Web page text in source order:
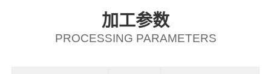
加工参数
PROCESSING PARAMETERS